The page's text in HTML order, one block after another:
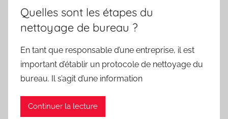
Quelles sont les étapes du
nettoyage de bureau ?
En tant que responsable d’une entreprise, il est
important d’établir un protocole de nettoyage du
bureau. Il s’agit d’une information
Continuer la lecture